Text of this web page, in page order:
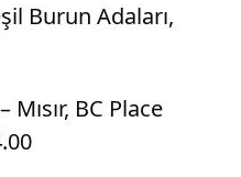
Burun Adaları,
Mısır, BC Place